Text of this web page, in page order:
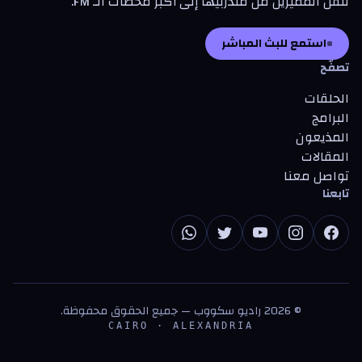
استمع للبث المباشر
تصفّح
الحلقات
البرامج
المذيعون
المقالات
تواصل معنا
تابعنا
©
2026راديو سكووب — جميع الحقوق محفوظة.
CAIRO · ALEXANDRIA